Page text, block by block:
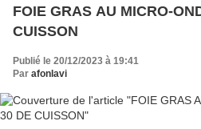
FOIE GRAS AU MICRO-
CUISSON
Publié le 20/12/2023 à 19:41
Par afonlavi